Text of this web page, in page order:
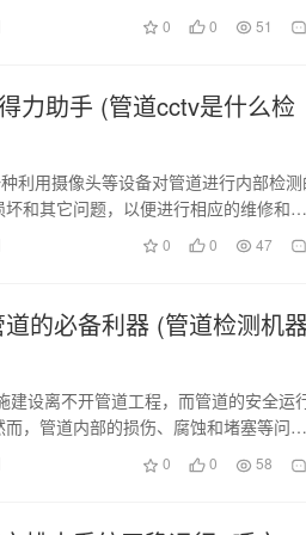
0 0 51
力助手 (管道cctv是什么检
利用摄像头等设备对管道进行内部检测
和其它问题，以便进行相应的维修和保
0 0 47
的必备利器 (管道检测机
设离不开管道工程，而管道的安全运
，管道内部的损伤、腐蚀和堵塞等问题
0 0 58